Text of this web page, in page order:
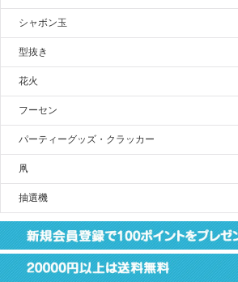
シャボン玉
型抜き
花火
フーセン
パーティーグッズ・クラッカー
凧
抽選機